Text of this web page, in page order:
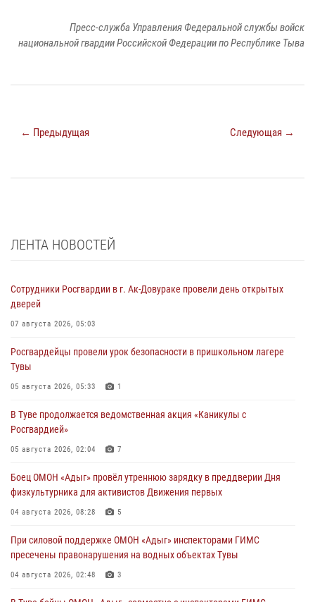
Пресс-служба Управления Федеральной службы войск
национальной гвардии Российской Федерации по Республике Тыва
← Предыдущая Следующая →
ЛЕНТА НОВОСТЕЙ
Сотрудники Росгвардии в г. Ак-Довураке провели день открытых
дверей
07 августа 2026, 05:03
Росгвардейцы провели урок безопасности в пришкольном лагере
Тувы
05 августа 2026, 05:33 1
В Туве продолжается ведомственная акция «Каникулы с
Росгвардией»
05 августа 2026, 02:04 7
Боец ОМОН «Адыг» провёл утреннюю зарядку в преддверии Дня
физкультурника для активистов Движения первых
04 августа 2026, 08:28 5
При силовой поддержке ОМОН «Адыг» инспекторами ГИМС
пресечены правонарушения на водных объектах Тувы
04 августа 2026, 02:48 3